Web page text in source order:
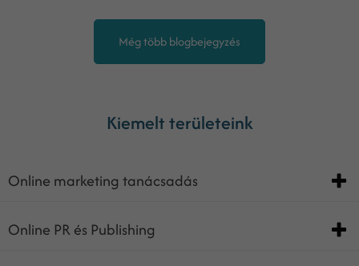
Még több blogbejegyzés
Kiemelt területeink
Online marketing tanácsadás
Online PR és Publishing